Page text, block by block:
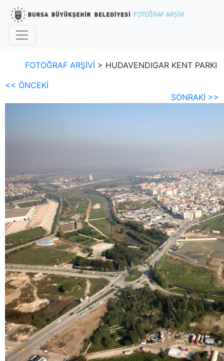
FOTOĞRAF ARŞİVİ > HUDAVENDIGAR KENT PARKI
<< ÖNCEKİ
SONRAKİ >>